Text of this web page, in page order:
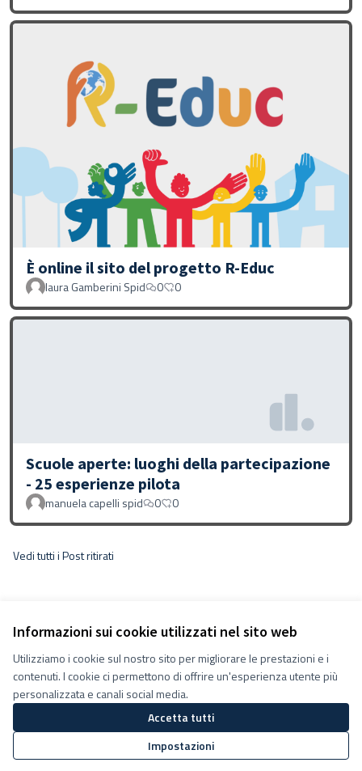
Informazioni sui cookie utilizzati nel sito web
Utilizziamo i cookie sul nostro sito per migliorare le prestazioni e i
contenuti. I cookie ci permettono di offrire un'esperienza utente più
personalizzata e canali social media.
Accetta tutti
Impostazioni
È online il sito del progetto R-Educ
laura Gamberini Spid 0 0
Scuole aperte: luoghi della partecipazione
- 25 esperienze pilota
manuela capelli spid 0 0
Vedi tutti i Post ritirati
Termini e condizioni d''uso
Impostazioni Cookie
Decidiamo su Facebook
Decidiamo su YouTube
(Collegamento esterno)